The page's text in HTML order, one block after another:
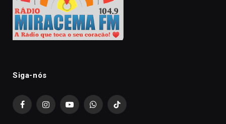
Siga-nós
FacebookInstagramYouTubeWhatsAppTikTok